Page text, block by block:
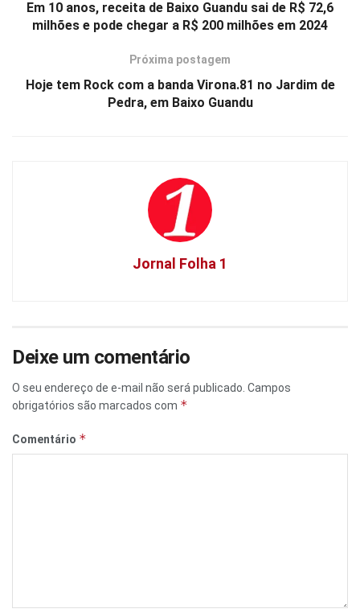
Em 10 anos, receita de Baixo Guandu sai de R$ 72,6
milhões e pode chegar a R$ 200 milhões em 2024
Próxima postagem
Hoje tem Rock com a banda Virona.81 no Jardim de
Pedra, em Baixo Guandu
Jornal Folha 1
Deixe um comentário
O seu endereço de e-mail não será publicado. Campos
obrigatórios são marcados com *
Comentário *